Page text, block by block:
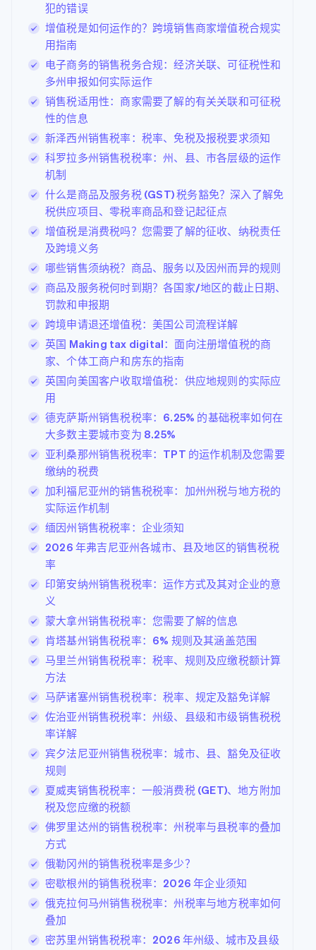
犯的错误
增值税是如何运作的？跨境销售商家增值税合规实
用指南
电子商务的销售税务合规：经济关联、可征税性和
多州申报如何实际运作
销售税适用性：商家需要了解的有关关联和可征税
性的信息
新泽西州销售税率：税率、免税及报税要求须知
科罗拉多州销售税税率：州、县、市各层级的运作
机制
什么是商品及服务税 (GST) 税务豁免？深入了解免
税供应项目、零税率商品和登记起征点
增值税是消费税吗？您需要了解的征收、纳税责任
及跨境义务
哪些销售须纳税？商品、服务以及因州而异的规则
商品及服务税何时到期？各国家/地区的截止日期、
罚款和申报期
跨境申请退还增值税：美国公司流程详解
英国 Making tax digital：面向注册增值税的商
家、个体工商户和房东的指南
英国向美国客户收取增值税：供应地规则的实际应
用
德克萨斯州销售税税率：6.25% 的基础税率如何在
大多数主要城市变为 8.25%
亚利桑那州销售税税率：TPT 的运作机制及您需要
缴纳的税费
加利福尼亚州的销售税税率：加州州税与地方税的
实际运作机制
缅因州销售税税率：企业须知
2026 年弗吉尼亚州各城市、县及地区的销售税税
率
印第安纳州销售税税率：运作方式及其对企业的意
义
蒙大拿州销售税税率：您需要了解的信息
肯塔基州销售税税率：6% 规则及其涵盖范围
马里兰州销售税税率：税率、规则及应缴税额计算
方法
马萨诸塞州销售税税率：税率、规定及豁免详解
佐治亚州销售税税率：州级、县级和市级销售税税
率详解
宾夕法尼亚州销售税税率：城市、县、豁免及征收
规则
夏威夷销售税税率：一般消费税 (GET)、地方附加
税及您应缴的税额
佛罗里达州的销售税税率：州税率与县税率的叠加
方式
俄勒冈州的销售税税率是多少？
密歇根州的销售税税率：2026 年企业须知
俄克拉何马州销售税税率：州税率与地方税率如何
叠加
密苏里州销售税税率：2026 年州级、城市及县级